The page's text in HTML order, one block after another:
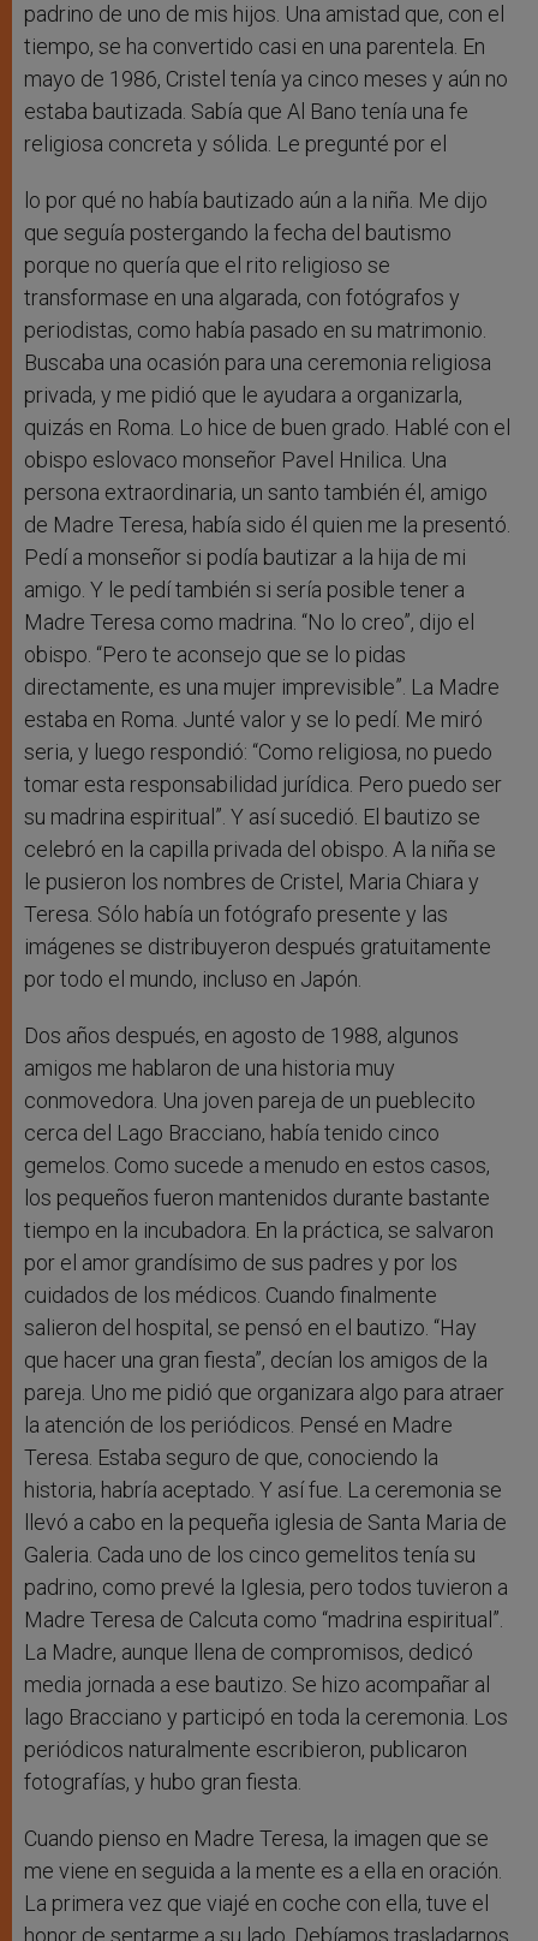
padrino de uno de mis hijos. Una amistad que, con el
tiempo, se ha convertido casi en una parentela. En
mayo de 1986, Cristel tenía ya cinco meses y aún no
estaba bautizada. Sabía que Al Bano tenía una fe
religiosa concreta y sólida. Le pregunté por el
lo por qué no había bautizado aún a la niña. Me dijo
que seguía postergando la fecha del bautismo
porque no quería que el rito religioso se
transformase en una algarada, con fotógrafos y
periodistas, como había pasado en su matrimonio.
Buscaba una ocasión para una ceremonia religiosa
privada, y me pidió que le ayudara a organizarla,
quizás en Roma. Lo hice de buen grado. Hablé con el
obispo eslovaco monseñor Pavel Hnilica. Una
persona extraordinaria, un santo también él, amigo
de Madre Teresa, había sido él quien me la presentó.
Pedí a monseñor si podía bautizar a la hija de mi
amigo. Y le pedí también si sería posible tener a
Madre Teresa como madrina. “No lo creo”, dijo el
obispo. “Pero te aconsejo que se lo pidas
directamente, es una mujer imprevisible”. La Madre
estaba en Roma. Junté valor y se lo pedí. Me miró
seria, y luego respondió: “Como religiosa, no puedo
tomar esta responsabilidad jurídica. Pero puedo ser
su madrina espiritual”. Y así sucedió. El bautizo se
celebró en la capilla privada del obispo. A la niña se
le pusieron los nombres de Cristel, Maria Chiara y
Teresa. Sólo había un fotógrafo presente y las
imágenes se distribuyeron después gratuitamente
por todo el mundo, incluso en Japón.
Dos años después, en agosto de 1988, algunos
amigos me hablaron de una historia muy
conmovedora. Una joven pareja de un pueblecito
cerca del Lago Bracciano, había tenido cinco
gemelos. Como sucede a menudo en estos casos,
los pequeños fueron mantenidos durante bastante
tiempo en la incubadora. En la práctica, se salvaron
por el amor grandísimo de sus padres y por los
cuidados de los médicos. Cuando finalmente
salieron del hospital, se pensó en el bautizo. “Hay
que hacer una gran fiesta”, decían los amigos de la
pareja. Uno me pidió que organizara algo para atraer
la atención de los periódicos. Pensé en Madre
Teresa. Estaba seguro de que, conociendo la
historia, habría aceptado. Y así fue. La ceremonia se
llevó a cabo en la pequeña iglesia de Santa Maria de
Galeria. Cada uno de los cinco gemelitos tenía su
padrino, como prevé la Iglesia, pero todos tuvieron a
Madre Teresa de Calcuta como “madrina espiritual”.
La Madre, aunque llena de compromisos, dedicó
media jornada a ese bautizo. Se hizo acompañar al
lago Bracciano y participó en toda la ceremonia. Los
periódicos naturalmente escribieron, publicaron
fotografías, y hubo gran fiesta.
Cuando pienso en Madre Teresa, la imagen que se
me viene en seguida a la mente es a ella en oración.
La primera vez que viajé en coche con ella, tuve el
honor de sentarme a su lado. Debíamos trasladarnos